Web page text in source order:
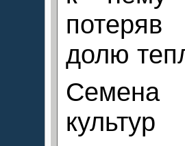
долю
Семена